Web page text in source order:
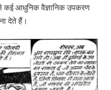
कई आधुनिक वैज्ञानिक उपकरण
देते हैं।